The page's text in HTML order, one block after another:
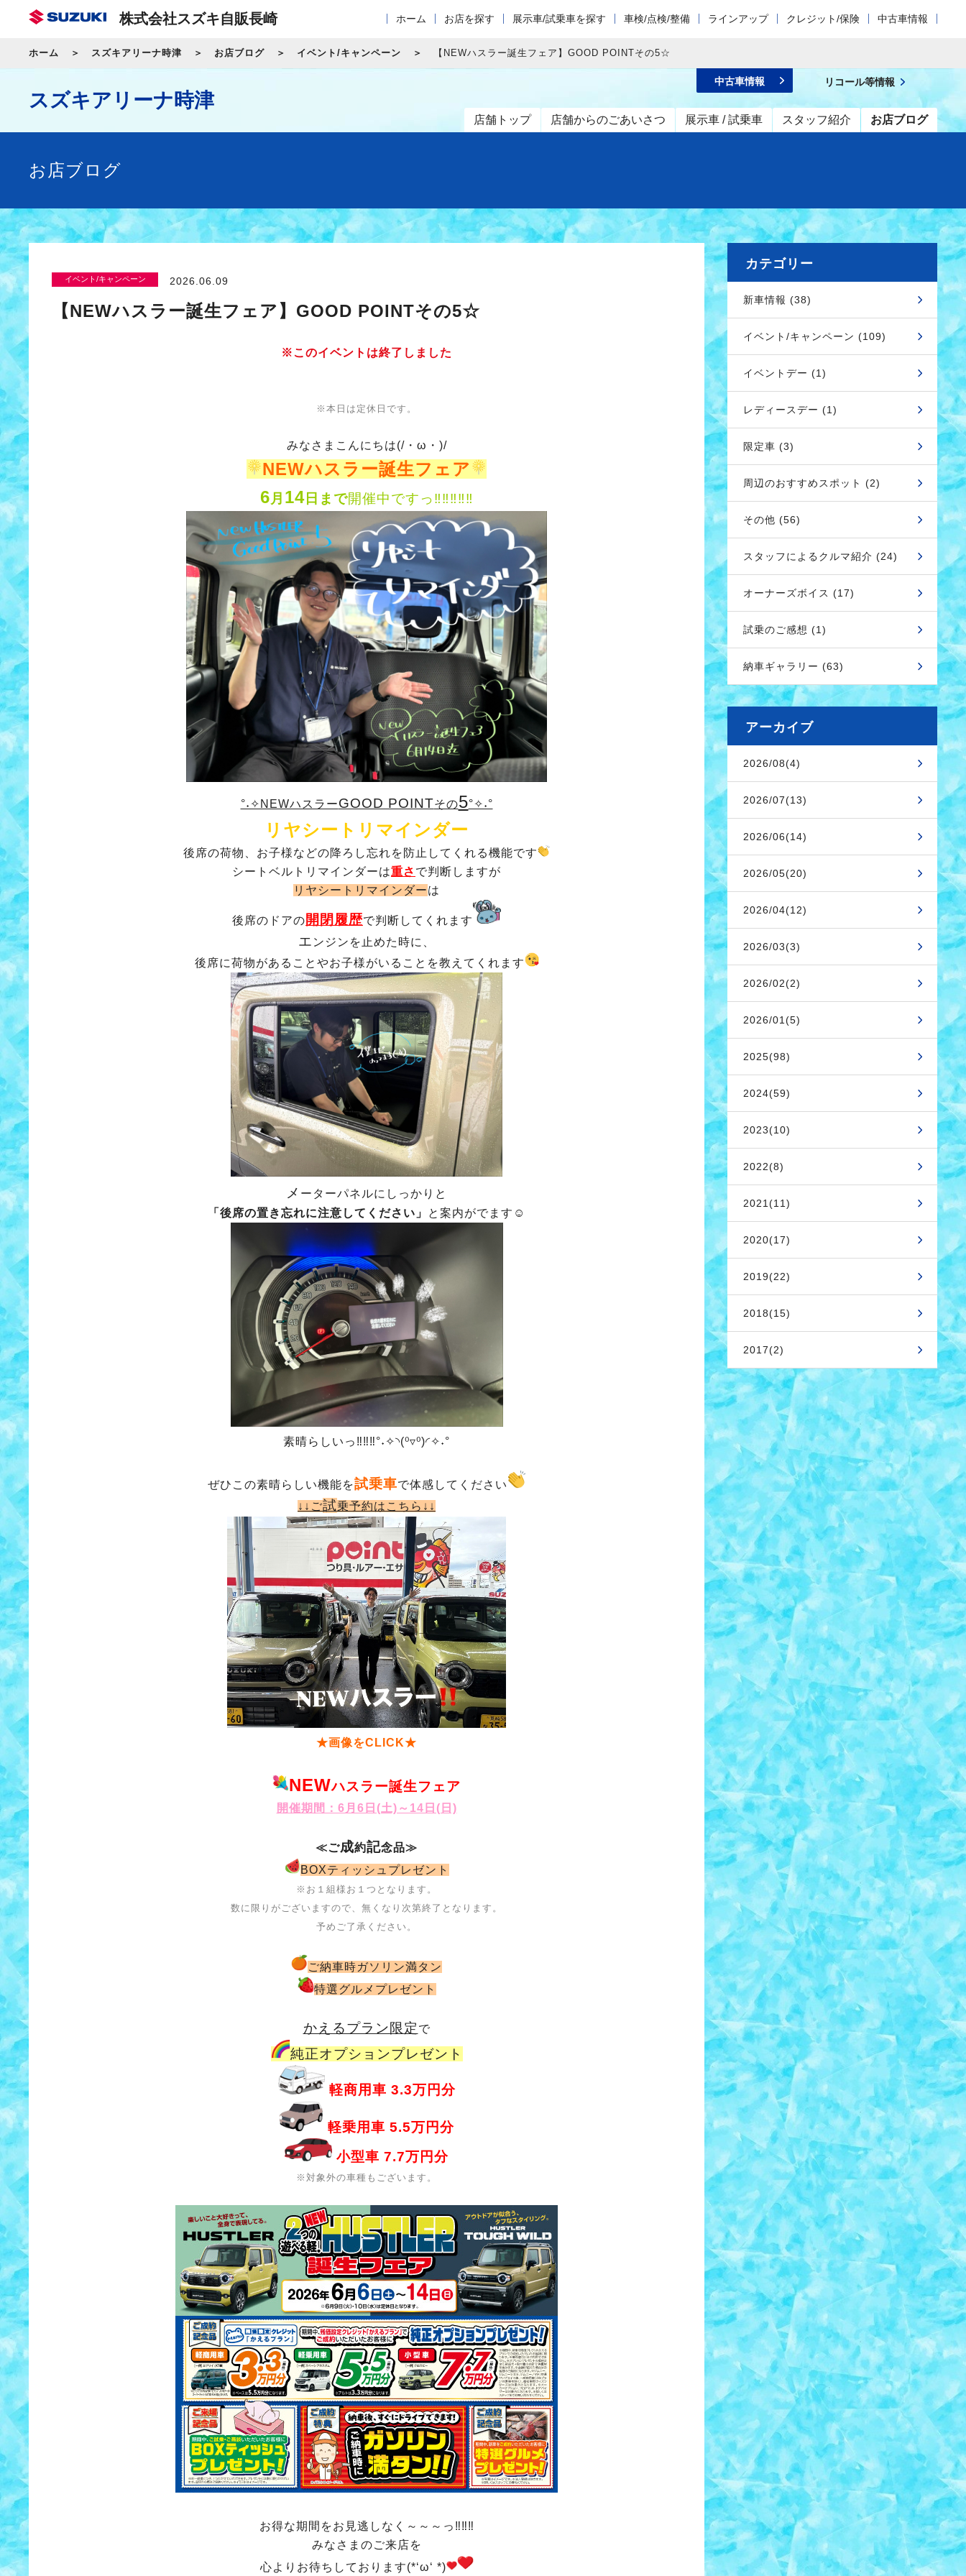
株式会社スズキ自販長崎 ホーム お店を探す 展示車/試乗車を探す 車検/点検/整備 ラインアップ クレジット/保険 中古車情報
ホーム スズキアリーナ時津 お店ブログ イベント/キャンペーン 【NEWハスラー誕生フェア】GOOD POINTその5☆
スズキアリーナ時津
店舗トップ 店舗からのごあいさつ 展示車 / 試乗車 スタッフ紹介 お店ブログ
中古車情報 リコール等情報
お店ブログ
イベント/キャンペーン 2026.06.09
【NEWハスラー誕生フェア】GOOD POINTその5☆
※このイベントは終了しました
※本日は定休日です。
みなさまこんにちは(/・ω・)/
NEWハスラー誕生フェア
6月 14日まで開催中ですっ‼‼‼‼‼
°˖✧NEWハスラーGOOD POINTその5°✧˖°
リヤシートリマインダー
後席の荷物、お子様などの降ろし忘れを防止してくれる機能です
シートベルトリマインダーは重さ で判断しますが
リヤシートリマインダーは
後席のドアの 開閉履歴で判断してくれます
エ ンジンを止めた時に、
後席に荷物があることやお子様がいることを教えてくれます
メ ーターパネルにしっかりと
「後席の置き忘れに注意してください」
と案内がでます☺
素晴らしいっ‼‼‼°˖✧◝(⁰▿⁰)◜✧˖°
ぜひこの素晴らしい機能を試乗車で体感してください
↓↓ご試乗予約はこちら↓↓
★画像をCLICK★
NEWハスラー誕生フェア
開催期間：6月6日(土)～14日(日)
≪ご成約記念品≫
BOXティッシュプレゼント
※お１組様お１つとなります。
数に限りがございますので、無くなり次第終了となります。
予めご了承ください。
ご納車時ガソリン満タン
特選グルメプレゼント
かえるプラン限定 で
純正オプションプレゼント
軽商用車 3.3万円分
軽乗用車 5.5万円分
小型車 7.7万円分
※対象外の車種もございます。
お得な期間をお見逃しなく～～～っ‼‼‼
みなさまのご来店を
心よりお待ちしております(*‘ω‘ *)
カテゴリー
新車情報 (38)
イベント/キャンペーン (109)
イベントデー (1)
レディースデー (1)
限定車 (3)
周辺のおすすめスポット (2)
その他 (56)
スタッフによるクルマ紹介 (24)
オーナーズボイス (17)
試乗のご感想 (1)
納車ギャラリー (63)
アーカイブ
2026/08(4)
2026/07(13)
2026/06(14)
2026/05(20)
2026/04(12)
2026/03(3)
2026/02(2)
2026/01(5)
2025(98)
2024(59)
2023(10)
2022(8)
2021(11)
2020(17)
2019(22)
2018(15)
2017(2)